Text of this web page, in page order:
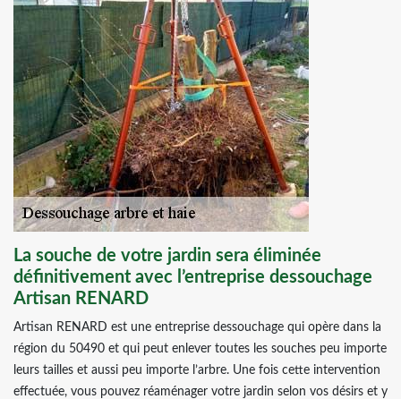
La souche de votre jardin sera éliminée
définitivement avec l’entreprise dessouchage
Artisan RENARD
Artisan RENARD est une entreprise dessouchage qui opère dans la
région du 50490 et qui peut enlever toutes les souches peu importe
leurs tailles et aussi peu importe l’arbre. Une fois cette intervention
effectuée, vous pouvez réaménager votre jardin selon vos désirs et y